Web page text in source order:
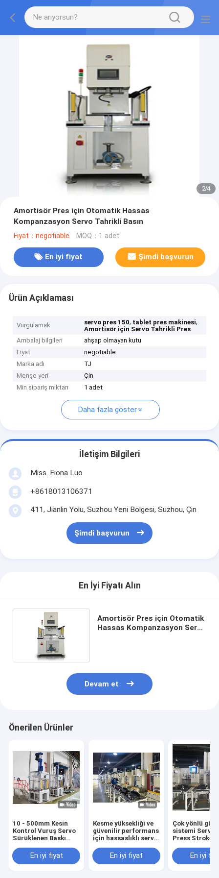
2/4
Amortisör Pres için Otomatik Hassas
Kompanzasyon Servo Tahrikli Basın
Fiyat：negotiable MOQ：1 adet
En iyi fiyat Şimdi başvurun
Ürün Açıklaması
Vurgulamak servo pres 150, tablet pres makinesi,
Amortisör için Servo Tahrikli Pres
Ambalaj bilgileri
ahşap olmayan kutu
Fiyat
negotiable
Marka adı
TJ
Menşe yeri
Çin
Min sipariş miktarı
1 adet
Daha fazla göster
İletişim Bilgileri
Miss. Fiona Luo
+8618013106371
411, Jianlin Yolu, Suzhou Yeni Bölgesi, Suzhou, Çin
Şimdi başvurun
En İyi Fiyatı Alın
Amortisör Pres için Otomatik
Hassas Kompanzasyon Servo
Devam et
Önerilen Ürünler
10 - 500mm Kesin
Kontrol Vuruş Servo
Sürüklenen Baskı
0.01mmEn iyi fiyat
Kesme yüksekliği ve
güvenilir performans
için hassaslıklı servo
özellikleriEn iyi fiyat
Çok yönlü
sistemi Servo
Press Stroke
1000NEn iyi